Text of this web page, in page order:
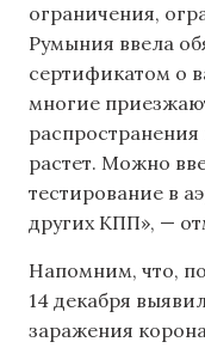
ограничения,
Румыния ввела
сертификатом о
многие
растет. Можно
тестирование в
других КПП», —
Напомним, что,
14 декабря
заражения